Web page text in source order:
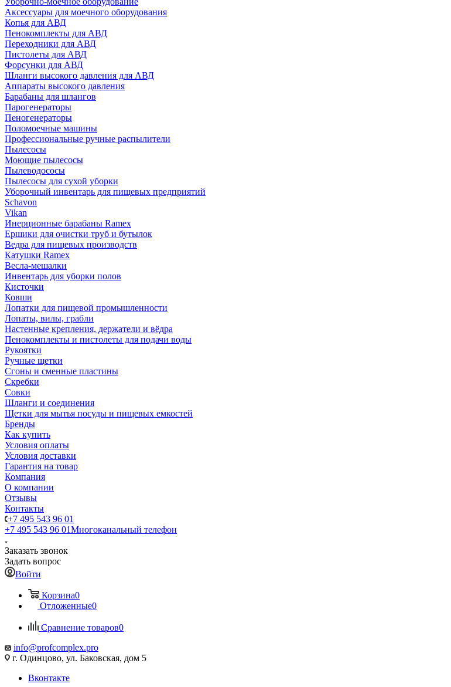
Аксессуары для моечного оборудования
Копья для АВД
Пенокомплекты для АВД
Переходники для АВД
Пистолеты для АВД
Форсунки для АВД
Шланги высокого давления для АВД
Аппараты высокого давления
Барабаны для шлангов
Парогенераторы
Пеногенераторы
Поломоечные машины
Профессиональные ручные распылители
Пылесосы
Моющие пылесосы
Пылеводососы
Пылесосы для сухой уборки
Уборочный инвентарь для пищевых предприятий
Schavon
Vikan
Инерционные барабаны Ramex
Ершики для очистки труб и бутылок
Ведра для пищевых производств
Катушки Ramex
Весла-мешалки
Инвентарь для уборки полов
Кисточки
Ковши
Лопатки для пищевой промышленности
Лопаты, вилы, грабли
Настенные крепления, держатели и вёдра
Пенокомплекты и пистолеты для подачи воды
Рукоятки
Ручные щетки
Сгоны и сменные пластины
Скребки
Совки
Шланги и соединения
Щетки для мытья посуды и пищевых емкостей
Бренды
Как купить
Условия оплаты
Условия доставки
Гарантия на товар
Компания
О компании
Отзывы
Контакты
+7 495 543 96 01
+7 495 543 96 01Многоканальный телефон
Заказать звонок
Задать вопрос
Войти
Корзина0
Отложенные0
Сравнение товаров0
info@profcomplex.pro
г. Одинцово, ул. Баковская, дом 5
Вконтакте